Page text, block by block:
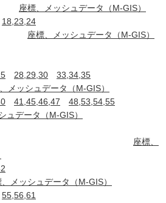
座標、メッシュデータ（M-GIS）
18,23,24
座標、メッシュデータ（M-GIS）
28,29,30
33,34,35
メッシュデータ（M-GIS）
41,45,46,47
48,53,54,55
ュデータ（M-GIS）
座標、
メッシュデータ（M-GIS）
55,56,61